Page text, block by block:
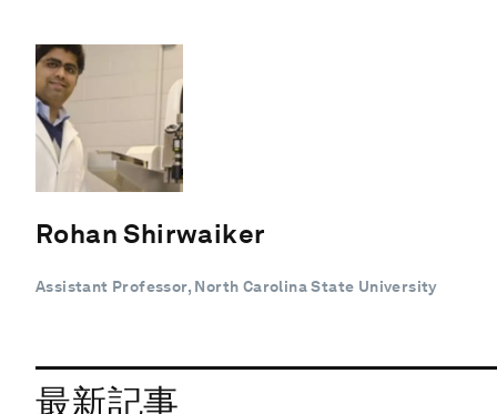
Rohan Shirwaiker
Assistant Professor, North Carolina State University
最新記事